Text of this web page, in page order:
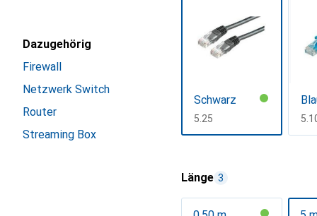
Dazugehörig
Firewall
Netzwerk Switch
Router
Streaming Box
Schwarz
CHF
5.25
Länge 3